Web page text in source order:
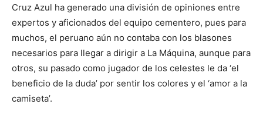
Cruz Azul ha generado una división de opiniones entre
expertos y aficionados del equipo cementero, pues para
muchos, el peruano aún no contaba con los blasones
necesarios para llegar a dirigir a La Máquina, aunque para
otros, su pasado como jugador de los celestes le da ‘el
beneficio de la duda’ por sentir los colores y el ‘amor a la
camiseta’.